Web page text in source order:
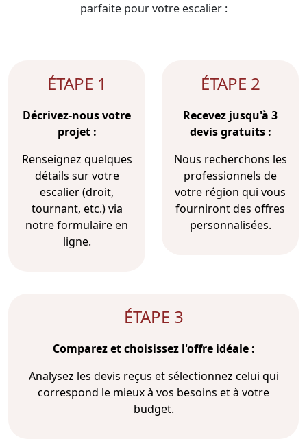
parfaite pour votre escalier :
ÉTAPE 1
Décrivez-nous votre
projet :
Renseignez quelques
détails sur votre
escalier (droit,
tournant, etc.) via
notre formulaire en
ligne.
ÉTAPE 2
Recevez jusqu'à 3
devis gratuits :
Nous recherchons les
professionnels de
votre région qui vous
fourniront des offres
personnalisées.
ÉTAPE 3
Comparez et choisissez l'offre idéale :
Analysez les devis reçus et sélectionnez celui qui
correspond le mieux à vos besoins et à votre
budget.